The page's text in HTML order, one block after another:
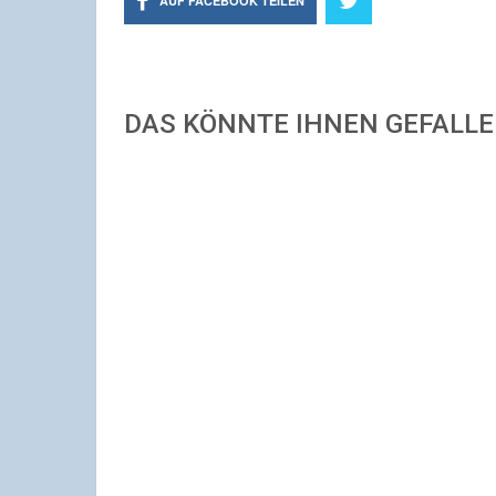
DAS KÖNNTE IHNEN